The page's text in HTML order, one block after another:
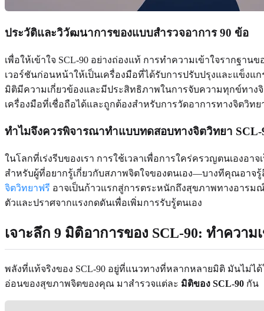
ประวัติและวิวัฒนาการของแบบสำรวจอาการ 90 ข้อ
เพื่อให้เข้าใจ SCL-90 อย่างถ่องแท้ การทำความเข้าใจรากฐาน
เวอร์ชันก่อนหน้าให้เป็นเครื่องมือที่ได้รับการปรับปรุงและแข็ง
มิติมีความเกี่ยวข้องและมีประสิทธิภาพในการจับความทุกข์ทาง
เครื่องมือที่เชื่อถือได้และถูกต้องสำหรับการวัดอาการทางจิตวิท
ทำไมจึงควรพิจารณาทำแบบทดสอบทางจิตวิทยา SCL-
ในโลกที่เร่งรีบของเรา การใช้เวลาเพื่อการใคร่ครวญตนเองอา
สำหรับผู้ที่อยากรู้เกี่ยวกับสภาพจิตใจของตนเอง—บางทีคุณอาจ
จิตวิทยาฟรี อาจเป็นก้าวแรกสู่การตระหนักถึงสุขภาพทางอาร
ตัวและปราศจากแรงกดดันเพื่อเพิ่มการรับรู้ตนเอง
เจาะลึก 9 มิติอาการของ SCL-90: ทำควา
พลังที่แท้จริงของ SCL-90 อยู่ที่แนวทางที่หลากหลายมิติ มันไม่
อ่อนของสุขภาพจิตของคุณ มาสำรวจแต่ละ มิติของ SCL-90 กัน